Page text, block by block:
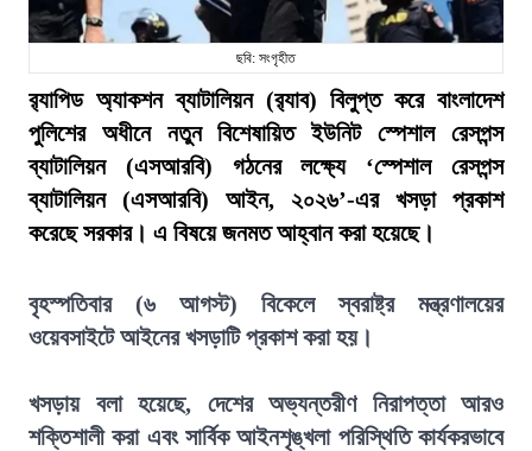
ছবি: সংগৃহীত
র‍্যাপিড অ্যাকশন ব্যাটালিয়ন (র‍্যাব) বিলুপ্ত করে বাংলাদেশ
পুলিশের অধীনে নতুন বিশেষায়িত ইউনিট স্পেশাল রেসপন্স
ব্যাটালিয়ন (এসআরবি) গঠনের লক্ষ্যে ‘স্পেশাল রেসপন্স
ব্যাটালিয়ন (এসআরবি) আইন, ২০২৬’-এর খসড়া প্রকাশ
করেছে সরকার। এ বিষয়ে জনমত আহ্বান করা হয়েছে।
বৃহস্পতিবার (৬ আগস্ট) বিকেলে স্বরাষ্ট্র মন্ত্রণালয়ের
ওয়েবসাইটে আইনের খসড়াটি প্রকাশ করা হয়।
খসড়ায় বলা হয়েছে, দেশের অভ্যন্তরীণ নিরাপত্তা আরও
শক্তিশালী করা এবং সার্বিক আইনশৃঙ্খলা পরিস্থিতি কার্যকরভাবে